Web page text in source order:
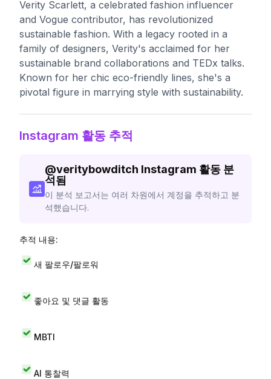
Verity Scarlett, a celebrated fashion influencer
and Vogue contributor, has revolutionized
sustainable fashion. With a legacy rooted in a
family of designers, Verity's acclaimed for her
sustainable brand collaborations and TEDx talks.
Known for her chic eco-friendly lines, she's a
pivotal figure in marrying style with sustainability.
Instagram 활동 추적
@veritybowditch Instagram 활동 분
석됨
이 분석 보고서는 여러 차원에서 계정을 추적하고 분
석했습니다.
추적 내용:
새 팔로우/팔로워
좋아요 및 댓글 활동
MBTI
AI 통찰력